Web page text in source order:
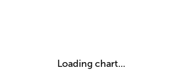
Loading chart...